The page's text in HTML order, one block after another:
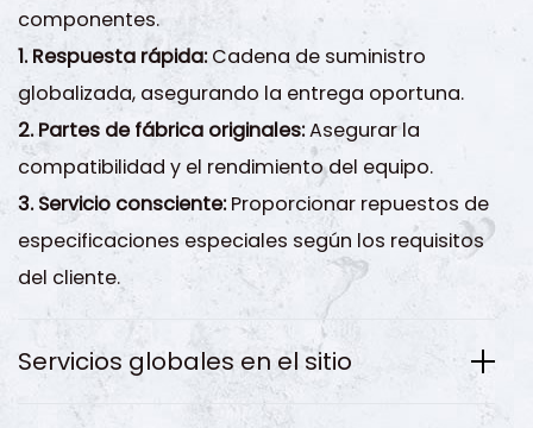
componentes.
1. Respuesta rápida:Cadena de suministro
globalizada, asegurando la entrega oportuna.
2. Partes de fábrica originales:Asegurar la
compatibilidad y el rendimiento del equipo.
3. Servicio consciente:Proporcionar repuestos de
especificaciones especiales según los requisitos
del cliente.
Servicios globales en el sitio